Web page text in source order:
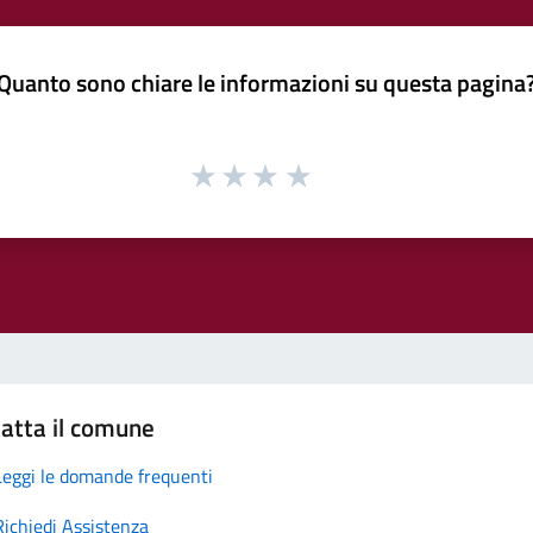
sono chiare le informazioni su questa
il comune
le domande frequenti
Assistenza